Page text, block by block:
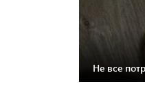
Не все